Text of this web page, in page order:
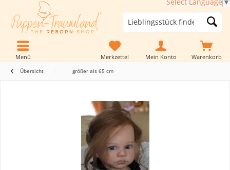
Warenkorb
Merkzettel Mein Konto
Menü
Übersicht größer als 65 cm